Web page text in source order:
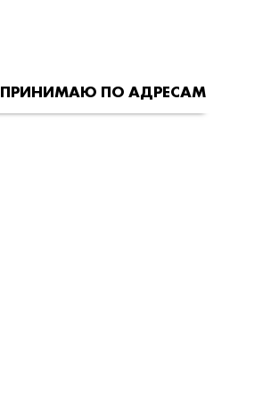
ПРИНИМАЮ ПО АДРЕСАМ